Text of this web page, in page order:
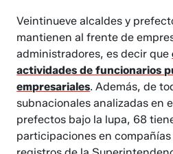
Veintinueve alcaldes y
mantienen al frente de
administradores, es decir que
actividades de funcionarios
empresariales. Además, de
subnacionales analizadas en
prefectos bajo la lupa, 68
participaciones en